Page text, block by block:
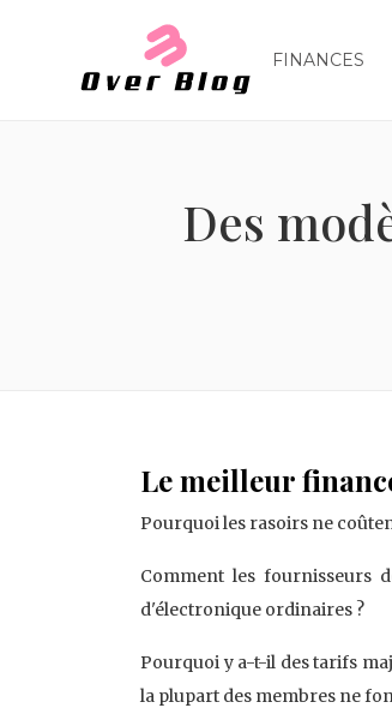
FINANCES
Des
Le meilleur
Pourquoi les rasoirs ne
Comment les fournisseurs
d'électronique ordinaires ?
Pourquoi y a-t-il des tarifs
la plupart des membres ne